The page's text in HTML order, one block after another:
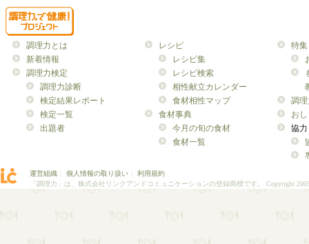
調理力とは
新着情報
調理力検定
調理力診断
検定結果レポート
検定一覧
出題者
レシピ
レシピ集
レシピ検索
相性献立カレンダー
食材相性マップ
食材事典
今月の旬の食材
食材一覧
特集
調
お
協力
運営組織 個人情報の取り扱い
利用規約
「調理力」は、株式会社リンクアンドコミュニケーションの登録商標です。 Copyright